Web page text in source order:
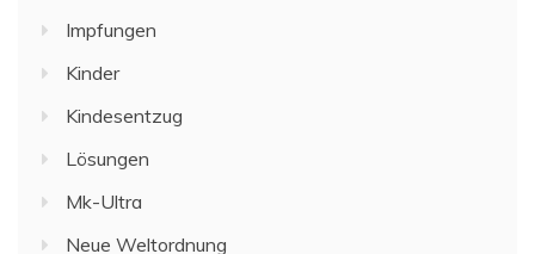
Impfungen
Kinder
Kindesentzug
Lösungen
Mk-Ultra
Neue Weltordnung